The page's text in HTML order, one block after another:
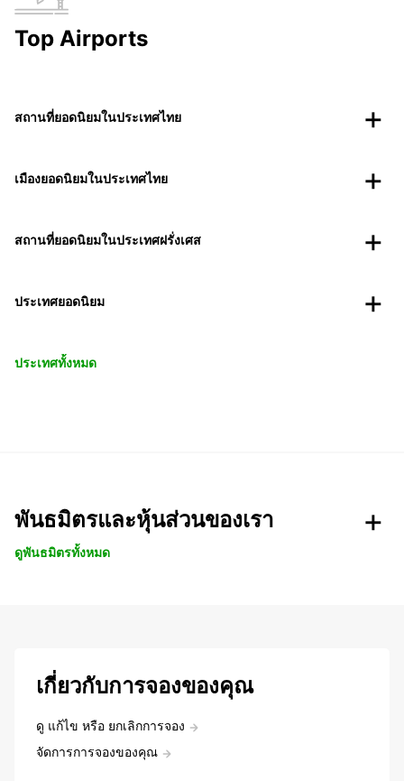
Top Airports
สถานที่ยอดนิยมในประเทศไทย
เมืองยอดนิยมในประเทศไทย
สถานที่ยอดนิยมในประเทศฝรั่งเศส
ประเทศยอดนิยม
ประเทศทั้งหมด
พันธมิตรและหุ้นส่วนของเรา
ดูพันธมิตรทั้งหมด
เกี่ยวกับการจองของคุณ
ดู แก้ไข หรือ ยกเลิกการจอง
จัดการการจองของคุณ